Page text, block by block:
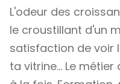
L'odeur des
le croustillant d'un
satisfaction de voir
ta vitrine… Le